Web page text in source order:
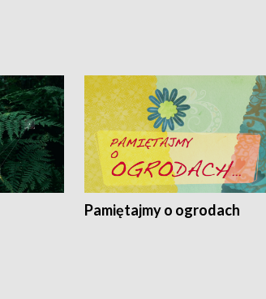
Pamiętajmy o ogrodach